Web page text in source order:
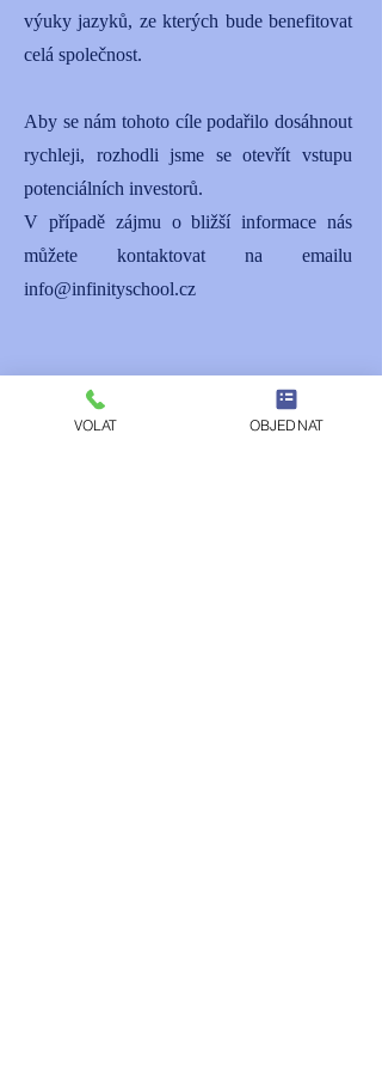
výuky jazyků, ze kterých bude benefitovat
celá společnost.
Aby se nám tohoto cíle podařilo dosáhnout
rychleji, rozhodli jsme se otevřít vstupu
potenciálních investorů.
V případě zájmu o bližší informace nás
můžete kontaktovat na emailu
info@infinityschool.cz
VOLAT OBJEDNAT